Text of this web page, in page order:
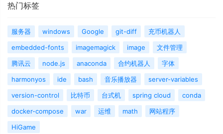
热门标签
服务器 windows Google git-diff
充币机器人
embedded-fonts
imagemagick image
文件管理
腾讯云
node.js anaconda 合约机器人
字体
harmonyos
ide bash 音乐播放器
server-variables
version-control
比特币 台式机 spring cloud
conda
docker-compose
war 运维 math
网站程序
HiGame